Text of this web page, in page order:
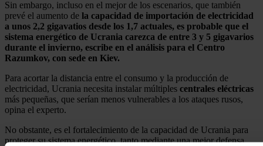
Sin embargo, incluso en el mejor de los escenarios, que también
prevé el aumento de la capacidad de importación de electricidad
a unos 2,2 gigavatios desde los 1,7 actuales, es probable que el
sistema energético de Ucrania carezca de entre 3 y 5 gigavarios
durante el invierno, escribe en el análisis para el Centro
Razumkov, con sede en Kiev.
Para acortar la distancia entre el consumo y la producción de
electricidad, Ucrania necesita instalar múltiples centrales eléctricas
más pequeñas, que serían menos vulnerables a los ataques rusos,
opina el experto.
No obstante, es el fortalecimiento de la capacidad de Ucrania para
proteger su sistema energético, tanto mediante una mejor defensa